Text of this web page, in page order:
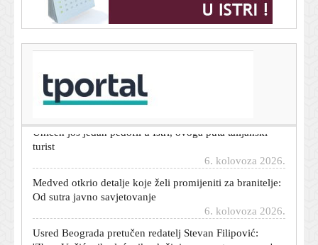
Evo koliko će Dalić zarađivati na novom poslu
turist
Od sutra javno savjetovanje
'Zbog Vučićevih plaćenika doživio sam potres mozga'